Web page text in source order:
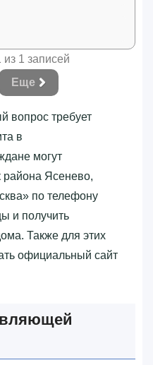
1 записей
Еще
вопрос требует
в
могут
Ясенево,
по телефону
и получить
Также для этих
официальный сайт